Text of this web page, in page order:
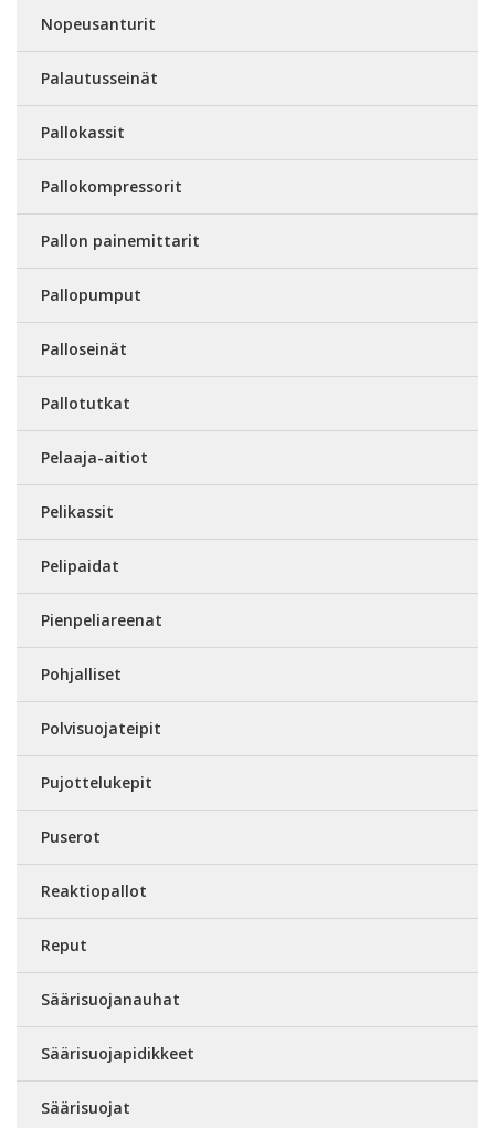
Nopeusanturit
Palautusseinät
Pallokassit
Pallokompressorit
Pallon painemittarit
Pallopumput
Palloseinät
Pallotutkat
Pelaaja-aitiot
Pelikassit
Pelipaidat
Pienpeliareenat
Pohjalliset
Polvisuojateipit
Pujottelukepit
Puserot
Reaktiopallot
Reput
Säärisuojanauhat
Säärisuojapidikkeet
Säärisuojat